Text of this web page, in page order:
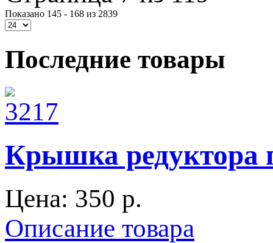
Показано 145 - 168 из 2839
Последние товары
Крышка редуктора
Цена: 350 p.
Описание товара